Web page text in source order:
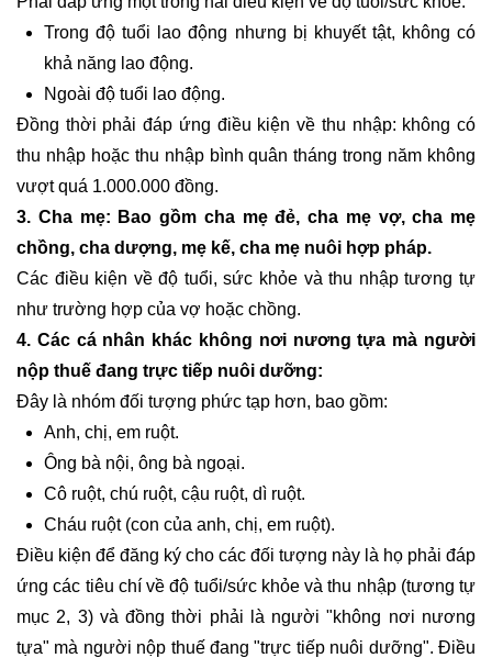
Trong độ tuổi lao động nhưng bị khuyết tật, không có
khả năng lao động.
Ngoài độ tuổi lao động.
Đồng thời phải đáp ứng điều kiện về thu nhập: không có
thu nhập hoặc thu nhập bình quân tháng trong năm không
vượt quá 1.000.000 đồng.
3. Cha mẹ: Bao gồm cha mẹ đẻ, cha mẹ vợ, cha mẹ
chồng, cha dượng, mẹ kế, cha mẹ nuôi hợp pháp.
Các điều kiện về độ tuổi, sức khỏe và thu nhập tương tự
như trường hợp của vợ hoặc chồng.
4. Các cá nhân khác không nơi nương tựa mà người
nộp thuế đang trực tiếp nuôi dưỡng:
Đây là nhóm đối tượng phức tạp hơn, bao gồm:
Anh, chị, em ruột.
Ông bà nội, ông bà ngoại.
Cô ruột, chú ruột, cậu ruột, dì ruột.
Cháu ruột (con của anh, chị, em ruột).
Điều kiện để đăng ký cho các đối tượng này là họ phải đáp
ứng các tiêu chí về độ tuổi/sức khỏe và thu nhập (tương tự
mục 2, 3) và đồng thời phải là người "không nơi nương
tựa" mà người nộp thuế đang "trực tiếp nuôi dưỡng". Điều